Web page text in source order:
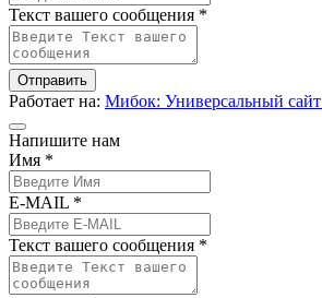
Текст вашего сообщения *
Отправить
Работает на: Мибок: Универсальный
Напишите нам
Имя *
E-MAIL *
Текст вашего сообщения *